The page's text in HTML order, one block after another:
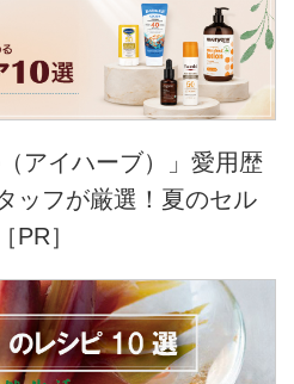
アイハーブ）」愛用歴
ッフが厳選！夏のセル
PR］